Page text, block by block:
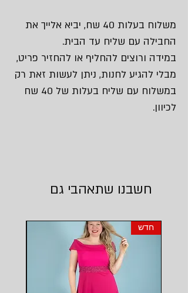
משלוח בעלות 40 שח, יביא אלייך את
החבילה עם שליח עד הבית.
במידה ורוצים להחליף או להחזיר פריט,
מבלי להגיע לחנות, ניתן לעשות זאת רק
במשלוח עם שליח בעלות של 40 שח
לכיוון.
חשבנו שתאהבי גם
חדש